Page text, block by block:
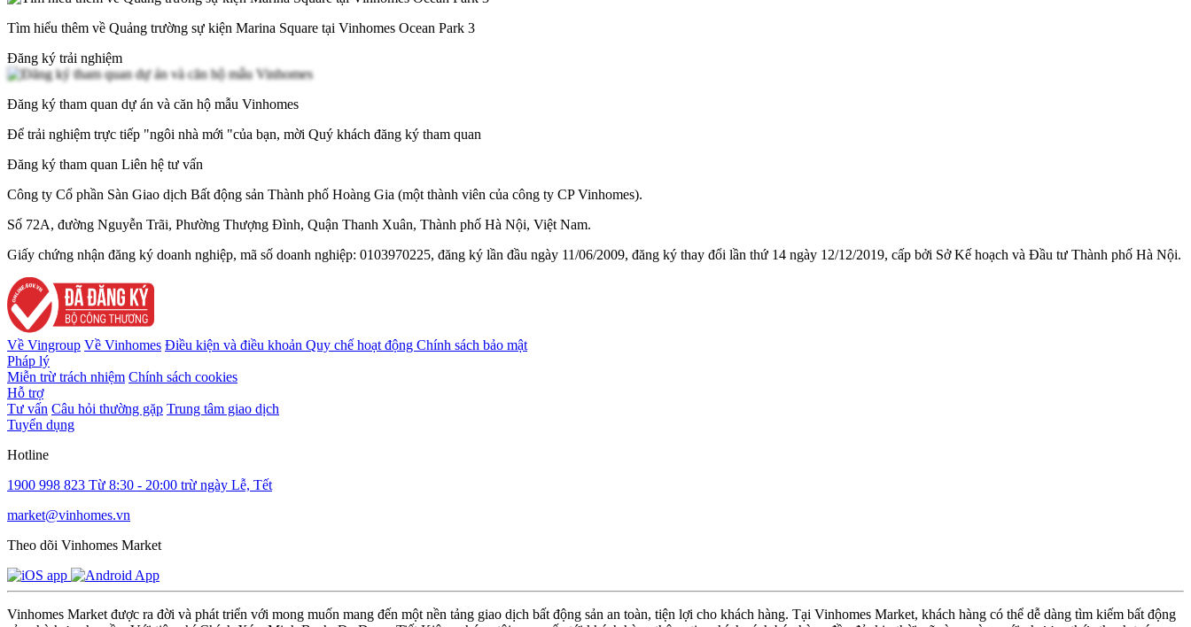
Tìm hiểu thêm về Quảng trường sự kiện Marina Square tại Vinhomes Ocean Park 3
Đăng ký trải nghiệm
Đăng ký tham quan dự án và căn hộ mẫu Vinhomes
Để trải nghiệm trực tiếp "ngôi nhà mới "của bạn, mời Quý khách đăng ký tham quan
Đăng ký tham quan Liên hệ tư vấn
Công ty Cổ phần Sàn Giao dịch Bất động sản Thành phố Hoàng Gia (một thành viên của công ty CP Vinhomes).
Số 72A, đường Nguyễn Trãi, Phường Thượng Đình, Quận Thanh Xuân, Thành phố Hà Nội, Việt Nam.
Giấy chứng nhận đăng ký doanh nghiệp, mã số doanh nghiệp: 0103970225, đăng ký lần đầu ngày 11/06/2009, đăng ký thay đổi lần thứ 14 ngày 12/12/2019, cấp bởi Sở Kế hoạch và Đầu tư Thành phố Hà Nội.
Về Vingroup Về Vinhomes Điều kiện và điều khoản Quy chế hoạt động Chính sách bảo mật
Pháp lý
Miễn trừ trách nhiệm Chính sách cookies
Hỗ trợ
Tư vấn Câu hỏi thường gặp Trung tâm giao dịch
Tuyển dụng
Hotline
1900 998 823 Từ 8:30 - 20:00 trừ ngày Lễ, Tết
market@vinhomes.vn
Theo dõi Vinhomes Market
Vinhomes Market được ra đời và phát triển với mong muốn mang đến một nền tảng giao dịch bất động sản an toàn, tiện lợi cho khách hàng. Tại Vinhomes Market, khách hàng có thể dễ dàng tìm kiếm bất động